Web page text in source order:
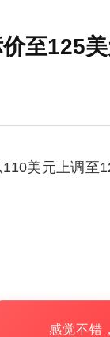
至125
美元上调至
感觉不错